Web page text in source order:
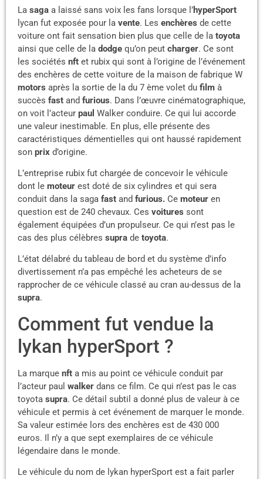
La saga a laissé sans voix les fans lorsque l’hyperSport
lycan fut exposée pour la vente. Les enchères de cette
voiture ont fait sensation bien plus que celle de la toyota
ainsi que celle de la dodge qu’on peut charger. Ce sont
les sociétés nft et rubix qui sont à l’origine de l’événement
des enchères de cette voiture de la maison de fabrique W
motors après la sortie de la du 7 ème volet du film à
succès fast and furious. Dans l’œuvre cinématographique,
on voit l’acteur paul Walker conduire. Ce qui lui accorde
une valeur inestimable. En plus, elle présente des
caractéristiques démentielles qui ont haussé rapidement
son prix d’origine.
L’entreprise rubix fut chargée de concevoir le véhicule
dont le moteur est doté de six cylindres et qui sera
conduit dans la saga fast and furious. Ce moteur en
question est de 240 chevaux. Ces voitures sont
également équipées d’un propulseur. Ce qui n’est pas le
cas des plus célèbres supra de toyota.
L’état délabré du tableau de bord et du système d’info
divertissement n’a pas empêché les acheteurs de se
rapprocher de ce véhicule classé au cran au-dessus de la
supra.
Comment fut vendue la
lykan hyperSport ?
La marque nft a mis au point ce véhicule conduit par
l’acteur paul walker dans ce film. Ce qui n’est pas le cas
toyota supra. Ce détail subtil a donné plus de valeur à ce
véhicule et permis à cet événement de marquer le monde.
Sa valeur estimée lors des enchères est de 430 000
euros. Il n’y a que sept exemplaires de ce véhicule
légendaire dans le monde.
Le véhicule du nom de lykan hyperSport est a fait parler